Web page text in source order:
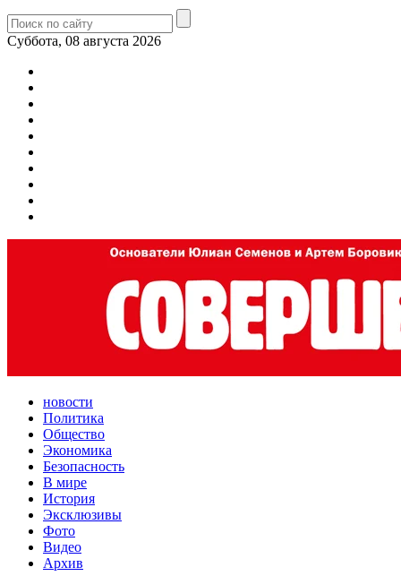
Суббота, 08 августа 2026
новости
Политика
Общество
Экономика
Безопасность
В мире
История
Эксклюзивы
Фото
Видео
Архив